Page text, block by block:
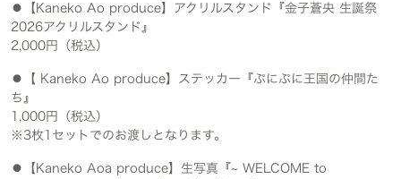
⚫︎【Kaneko Ao produce】アクリルスタンド『金子蒼央 生誕祭
2026アクリルスタンド』
2,000円（税込）
⚫︎【 Kaneko Ao produce】ステッカー『ぷにぷに王国の仲間た
ち』
1,000円（税込）
※3枚1セットでのお渡しとなります。
⚫︎【Kaneko Aoa produce】生写真『~ WELCOME to